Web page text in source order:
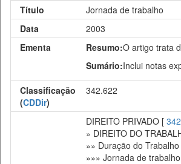
Título
Jornada de trabalho
Data
2003
Ementa
Resumo:O artigo trata
Sumário:Inclui notas
Classificação
(CDDir)
342.622
DIREITO PRIVADO [ 342
» DIREITO DO
»» Duração do
»»» Jornada de